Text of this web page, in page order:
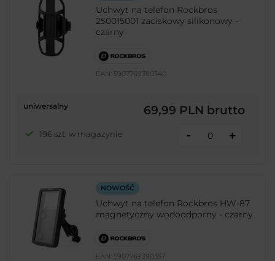
Uchwyt na telefon Rockbros
250015001 zaciskowy silikonowy -
czarny
EAN: 5907769390340
uniwersalny 69,99 PLN brutto
196 szt. w magazynie - +
NOWOŚĆ
Uchwyt na telefon Rockbros HW-87
magnetyczny wodoodporny - czarny
EAN: 5907769390357